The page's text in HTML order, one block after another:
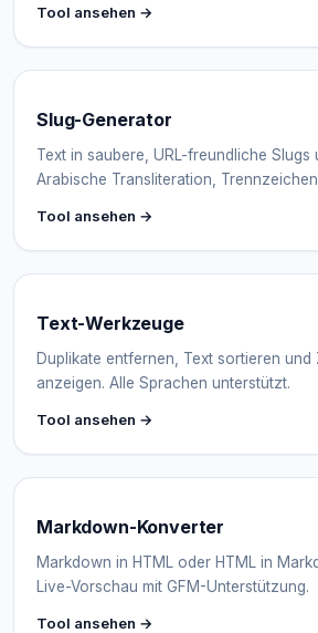
Tool ansehen →
Slug-Generator
Text in saubere, URL-freundliche Slugs
Arabische Transliteration,
Tool ansehen →
Text-Werkzeuge
Duplikate entfernen, Text sortieren und
anzeigen. Alle Sprachen unterstützt.
Tool ansehen →
Markdown-Konverter
Markdown in HTML oder HTML in
Live-Vorschau mit GFM-Unterstützung.
Tool ansehen →